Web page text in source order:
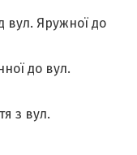
вул. Яружної до
до вул.
з вул.